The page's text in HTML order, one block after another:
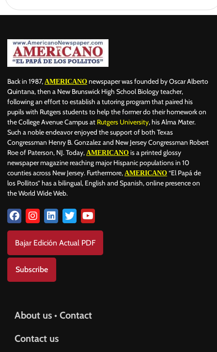
Back in 1987, AMERICANO newspaper was founded by Oscar Alberto
Quintana, then a New Brunswick High School Biology teacher,
following an effort to establish a tutoring program that paired his
pupils with Rutgers students to help the former do their homework on
the College Avenue Campus at Rutgers University, his Alma Mater.
Such a noble endeavor enjoyed the support of both Texas
Congressman Henry B. Gonzalez and New Jersey Congressman Robert
Roe of Paterson, NJ. Today, AMERICANO is a printed glossy
newspaper magazine reaching major Hispanic populations in 10
counties across New Jersey. Furthermore, AMERICANO “El Papá de
los Pollitos” has a bilingual, English and Spanish, online presence on
the World Wide Web.
Bajar Edición Actual PDF
Subscribe
About us • Contact
Contact us